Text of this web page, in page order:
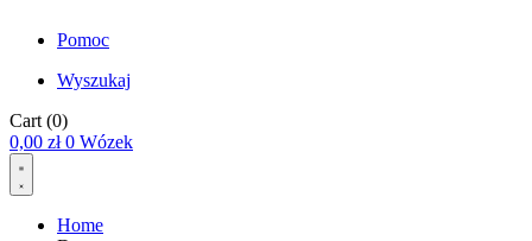
Pomoc
Wyszukaj
Cart (0)
0,00 zł 0 Wózek
Home